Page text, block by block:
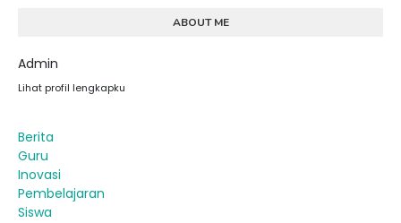
ABOUT ME
Admin
Lihat profil lengkapku
Berita
Guru
Inovasi
Pembelajaran
Siswa